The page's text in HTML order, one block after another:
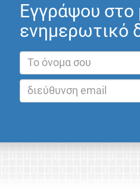
Εγγράψου στο
ενημερωτικό